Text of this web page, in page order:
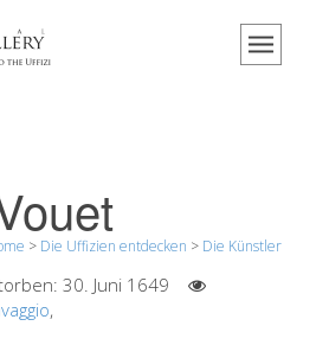
& Ausstellungen
Bewertungen
> Die Uffizien entdecken > Die Künstler
30. Juni 1649
,